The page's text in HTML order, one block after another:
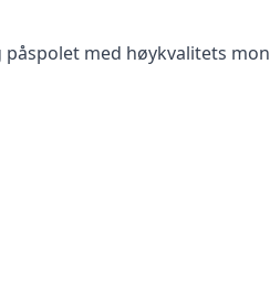
med høykvalitets